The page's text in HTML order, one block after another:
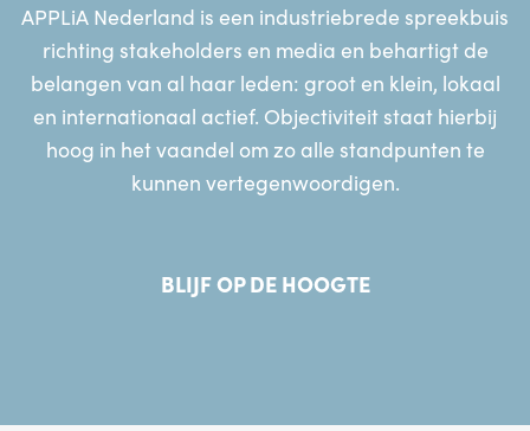
APPLiA Nederland is een industriebrede spreekbuis
richting stakeholders en media en behartigt de
belangen van al haar leden: groot en klein, lokaal
en internationaal actief. Objectiviteit staat hierbij
hoog in het vaandel om zo alle standpunten te
kunnen vertegenwoordigen.
BLIJF OP DE HOOGTE